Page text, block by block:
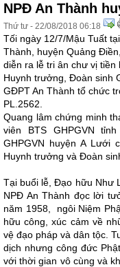
NPĐ An Thành
Thứ tư - 22/08/2018 06:18
Tối ngày 12/7/Mậu Tuất
Thành, huyện Quảng
diễn ra lễ tri ân chư vị tiền
Huynh trưởng, Đoàn sinh
GĐPT An Thành tổ chức
PL.2562.
Quang lâm chứng minh
viên BTS GHPGVN
GHPGVN huyện A Lưới
Huynh trưởng và Đoàn
Tại buổi lễ, Đạo hữu Như
NPĐ An Thành đọc lời
năm 1958, ngôi Niệm
hữu công, xúc cảm về
vệ đạo pháp và dân tộc.
dịch nhưng công đức
với thời gian vô cùng và